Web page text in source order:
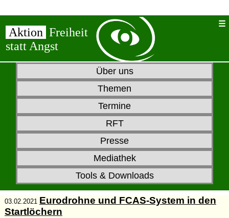
Aktion Freiheit
statt Angst
Über uns
Themen
Termine
RFT
Presse
Mediathek
Tools & Downloads
03.02.2021 Eurodrohne und FCAS-System in den
Startlöchern